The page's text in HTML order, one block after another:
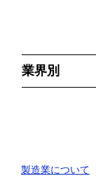
業界別
製造業について